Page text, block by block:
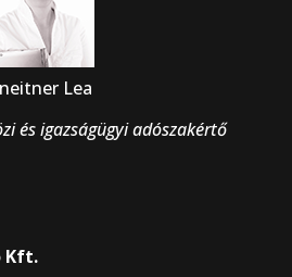
Lea
és igazságügyi adószakértő
Kft.